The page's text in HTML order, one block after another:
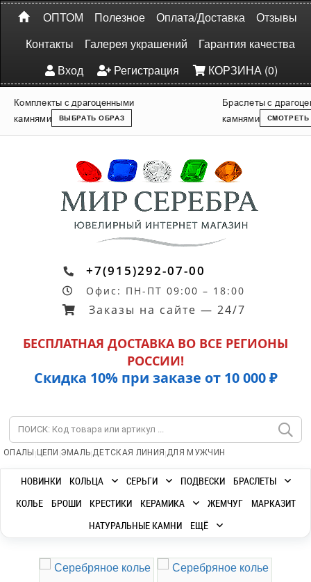
ОПТОМ Полезное Оплата/Доставка
Отзывы
Контакты
Галерея украшений
Гарантия качества
Вход
Регистрация КОРЗИНА (0)
Комплекты с драгоценными
камнями
ВЫБРАТЬ ОБРАЗ
Браслеты с
камнями
СМОТРЕТЬ
+7(915)292-07-00
Офис: ПН-ПТ 09:00 – 18:00
Заказы на сайте — 24/7
БЕСПЛАТНАЯ ДОСТАВКА ВО ВСЕ РЕГИОНЫ
РОССИИ!
Скидка 10% при заказе от 10 000 ₽
ОПАЛЫ | ЦЕПИ |ЭМАЛЬ|ДЕТСКАЯ ЛИНИЯ |ДЛЯ МУЖЧИН
НОВИНКИ КОЛЬЦА СЕРЬГИ ПОДВЕСКИ
БРАСЛЕТЫ
КОЛЬЕ
БРОШИ КРЕСТИКИ КЕРАМИКА ЖЕМЧУГ
МАРКАЗИТ
НАТУРАЛЬНЫЕ КАМНИ
ЕЩЁ